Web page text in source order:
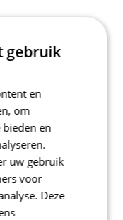
gebruik
en
om
en
uw gebruik
voor
Deze